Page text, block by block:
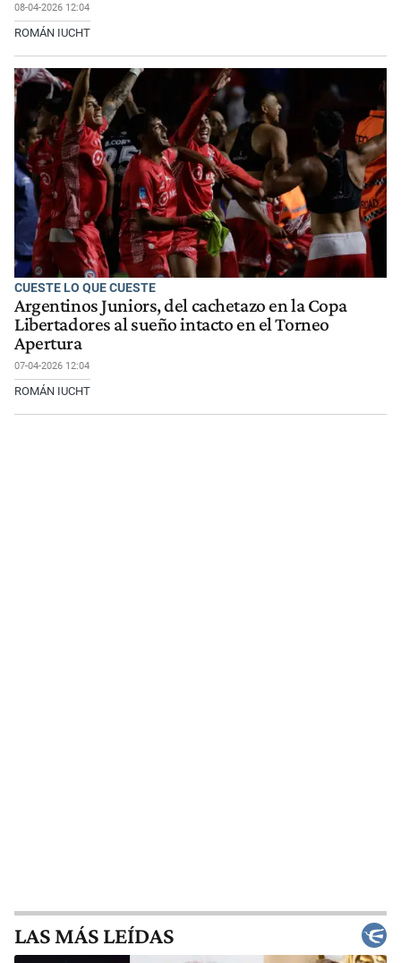
08-04-2026 12:04
ROMÁN IUCHT
CUESTE LO QUE CUESTE
Argentinos Juniors, del cachetazo en la Copa
Libertadores al sueño intacto en el Torneo
Apertura
07-04-2026 12:04
ROMÁN IUCHT
LAS MÁS LEÍDAS